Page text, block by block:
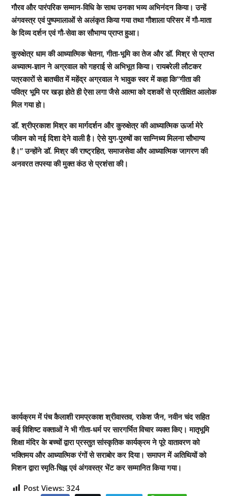
गौरव और पारंपरिक सम्मान-विधि के साथ उनका भव्य अभिनंदन किया। उन्हें
अंगवस्त्र एवं पुष्पमालाओं से अलंकृत किया गया तथा गौशाला परिसर में गौ-माता
के दिव्य दर्शन एवं गौ-सेवा का सौभाग्य प्राप्त हुआ।
कुरुक्षेत्र धाम की आध्यात्मिक चेतना, गीता-भूमि का तेज और डॉ. मिश्र से प्राप्त
अध्यात्म-ज्ञान ने अग्रवाल को गहराई से अभिभूत किया। रायबरेली लौटकर
पत्रकारों से बातचीत में महेंद्र अग्रवाल ने भावुक स्वर में कहा कि“गीता की
पवित्र भूमि पर खड़ा होते ही ऐसा लगा जैसे आत्मा को दशकों से प्रतीक्षित आलोक
मिल गया हो।
डॉ. श्रीप्रकाश मिश्र का मार्गदर्शन और कुरुक्षेत्र की आध्यात्मिक ऊर्जा मेरे
जीवन को नई दिशा देने वाली है। ऐसे युग-पुरुषों का सान्निध्य मिलना सौभाग्य
है।” उन्होंने डॉ. मिश्र की राष्ट्रहित, समाजसेवा और आध्यात्मिक जागरण की
अनवरत तपस्या की मुक्त कंठ से प्रशंसा की।
कार्यक्रम में पंच कैलाशी रामप्रकाश श्रीवास्तव, राकेश जैन, नवीन चंद सहित
कई विशिष्ट वक्ताओं ने भी गीता-धर्म पर सारगर्भित विचार व्यक्त किए। मातृभूमि
शिक्षा मंदिर के बच्चों द्वारा प्रस्तुत सांस्कृतिक कार्यक्रम ने पूरे वातावरण को
भक्तिमय और आध्यात्मिक रंगों से सराबोर कर दिया। समापन में अतिथियों को
मिशन द्वारा स्मृति-चिह्न एवं अंगवस्त्र भेंट कर सम्मानित किया गया।
Post Views: 324